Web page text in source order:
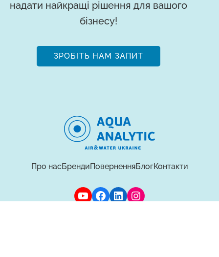
надати найкращі рішення для вашого
бізнесу!
ЗРОБІТЬ НАМ ЗАПИТ
Про насБрендиПоверненняБлогКонтакти